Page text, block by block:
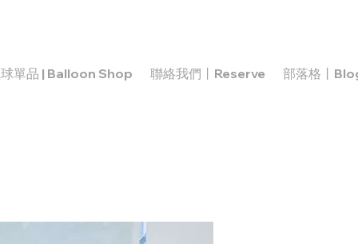
單品 | Balloon Shop 聯絡我們丨Reserve 部落格丨